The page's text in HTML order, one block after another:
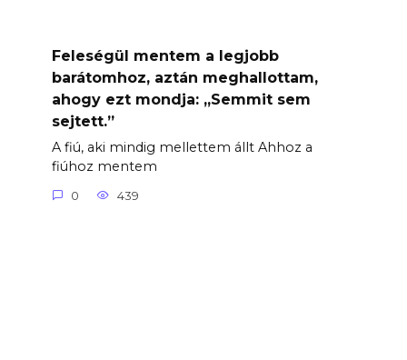
Feleségül mentem a legjobb
barátomhoz, aztán meghallottam,
ahogy ezt mondja: „Semmit sem
sejtett.”
A fiú, aki mindig mellettem állt Ahhoz a
fiúhoz mentem
0 439